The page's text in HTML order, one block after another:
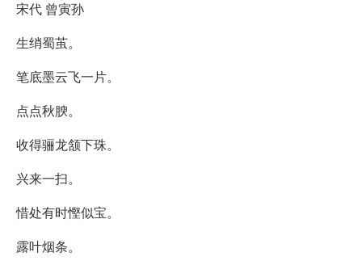
宋代 曾寅孙
生绡蜀茧。
笔底墨云飞一片。
点点秋腴。
收得骊龙颔下珠。
兴来一扫。
惜处有时慳似宝。
露叶烟条。